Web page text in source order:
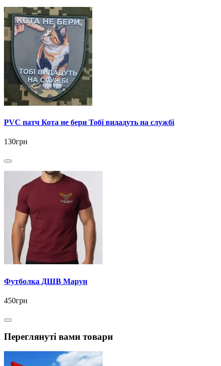
PVC патч Кота не бери Тобі видадуть на службі
130грн
Футболка ДШВ Марун
450грн
Переглянуті вами товари